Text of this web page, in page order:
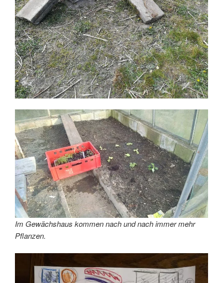
Im Gewächshaus kommen nach und nach immer mehr
Pflanzen.